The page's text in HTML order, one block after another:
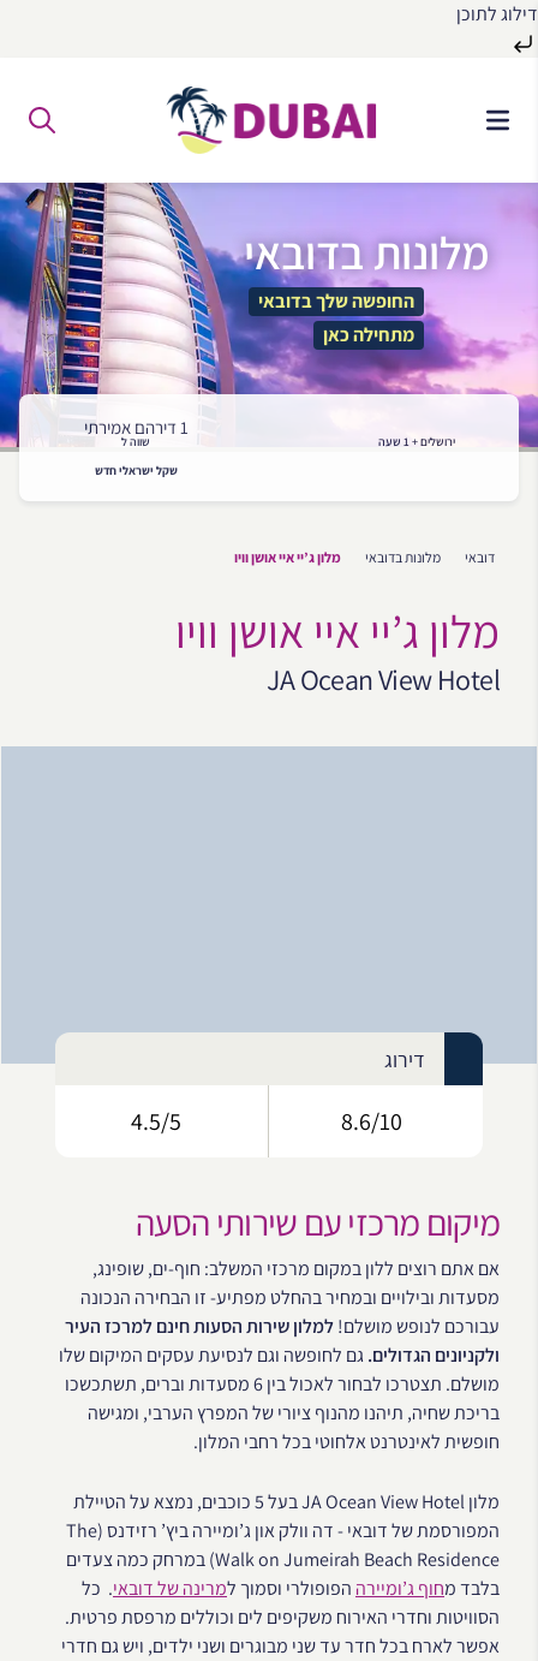
דילוג לתוכן
התוכן
מלונות בדובאי
החופשה שלך בדובאי
מתחילה כאן
ירושלים + 1 שעה
1 דירהם אמירתי
שווה ל
שקל ישראלי חדש
דובאי מלונות בדובאי מלון ג’יי איי אושן וויו
מלון ג’יי איי אושן וויו
JA Ocean View Hotel
דירוג
8.6/10
4.5/5
מיקום מרכזי עם שירותי הסעה
אם אתם רוצים ללון במקום מרכזי המשלב: חוף-ים, שופינג,
מסעדות ובילויים ובמחיר בהחלט מפתיע- זו הבחירה הנכונה
עבורכם לנופש מושלם!למלון שירות הסעות חינם למרכז העיר
ולקניונים הגדולים.גם לחופשה וגם לנסיעת עסקים המיקום שלו
מושלם. תצטרכו לבחור לאכול בין 6 מסעדות וברים, תשתכשכו
בריכת שחיה, תיהנו מהנוף ציורי של המפרץ הערבי, ומגישה
חופשית לאינטרנט אלחוטי בכל רחבי המלון.
מלון JA Ocean View Hotel בעל 5 כוכבים, נמצא על הטיילת
המפורסמת של דובאי - דה וולק און ג’ומיירה ביץ’ רזידנס (The
Walk on Jumeirah Beach Residence) במרחק כמה צעדים
בלבד מחוף ג’ומיירה הפופולרי וסמוך למרינה של דובאי. כל
הסוויטות וחדרי האירוח משקיפים לים וכוללים מרפסת פרטית.
אפשר לארח בכל חדר עד שני מבוגרים ושני ילדים, ויש גם חדרי